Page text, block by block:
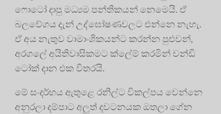
ෆොටෝ දාපු මධ්‍යම පන්තිකයන් නෙමෙයි. ඒ
බලවේගය දැන් උද්ඝෝෂණවලට එන්නෙ නැහැ.
ඒ අය නැතුව වාමාංශිකයන්ට කරන්න පුළුවන්,
අරගලේ අයිතිවාසිකමට ක්ලේම් කරමින් චන්ඩි
ටෝක් දාන එක විතරයි.
මේ සංදර්භය ඇතුළෙ රනිල්ට විකල්පය වෙන්නෙ
අනුරලා දම්පාට අලුත් දවටනයක ඔතලා ගේන